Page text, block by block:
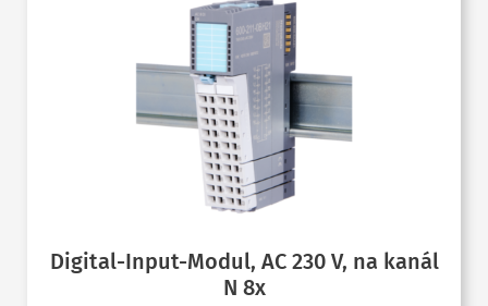
Digital-Input-Modul, AC 230 V, na kanál
N 8x